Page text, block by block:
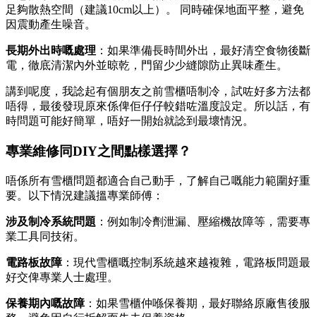
足夠散熱空間（建議10cm以上）。 同時確保地面平整，避免
因震動產生噪音。
長期外出時嘅處理 ：如果準備長時間外出，最好清空食物後斷
電，徹底清潔內外並晾乾，門留少少縫隙防止異味產生。
講到呢度，我諗起有個朋友之前雪櫃唔制冷，試咗好多方法都
唔得，最後發現原來係俾佢仔仔較錯咗溫度設定。所以話，有
時問題可能好簡單，唔好一開始就諗到最壞情況。
專業維修同DIY之間點樣選擇？
唔係所有雪櫃問題都適合自己動手，了解自己嘅能力範圍好重
要。以下情況建議搵專業師傅：
涉及制冷系統問題 ：例如制冷劑泄漏、壓縮機故障等，需要專
業工具同技術。
電路板故障：現代雪櫃嘅控制系統越來越複雜，電路板問題最
好交俾專業人士處理。
保養期內嘅故障：如果雪櫃仲喺保養期，最好聯絡原廠售後服